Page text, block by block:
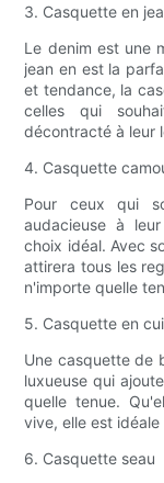
3. Casquette en
Le denim est une
jean en est la
et tendance, la
celles qui
décontracté à leur
4. Casquette
Pour ceux qui
audacieuse à
choix idéal. Avec
attirera tous les
n'importe quelle
5. Casquette en
Une casquette de
luxueuse qui
quelle tenue.
vive, elle est
6. Casquette seau